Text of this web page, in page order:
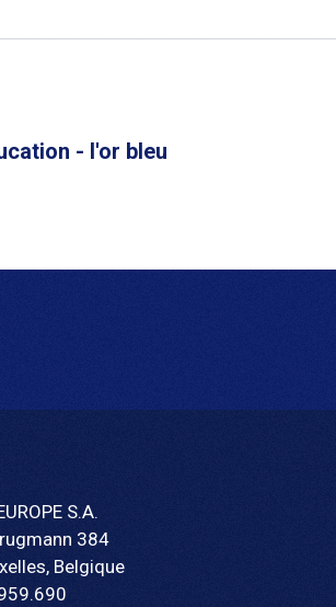
- l'or bleu
S.A.
384
Belgique